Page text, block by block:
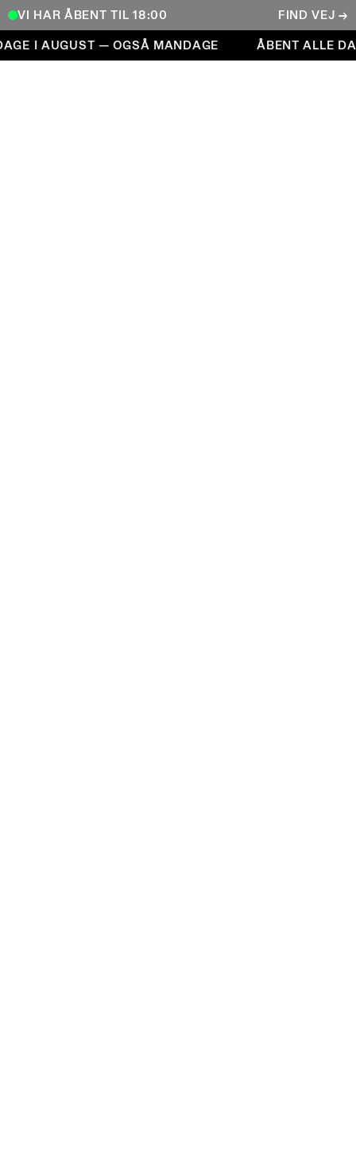
VI HAR ÅBENT TIL 18:00 FIND VEJ →
Åbent alle dage i august — også mandage
I AUGUST — OGSÅ MANDAGE ÅBENT ALLE